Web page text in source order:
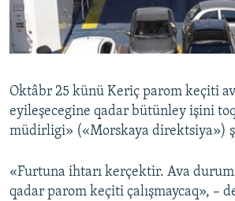
Русский
Українською
QOŞULIÑIZ!
RFE/RS bütün saytları
Oktâbr 25 künü Keriç parom keçiti
eyileşecegine qadar bütünley işini
müdirligi» («Morskaya direktsiya»)
«Furtuna ihtarı kerçektir. Ava
qadar parom keçiti çalışmaycaq», –